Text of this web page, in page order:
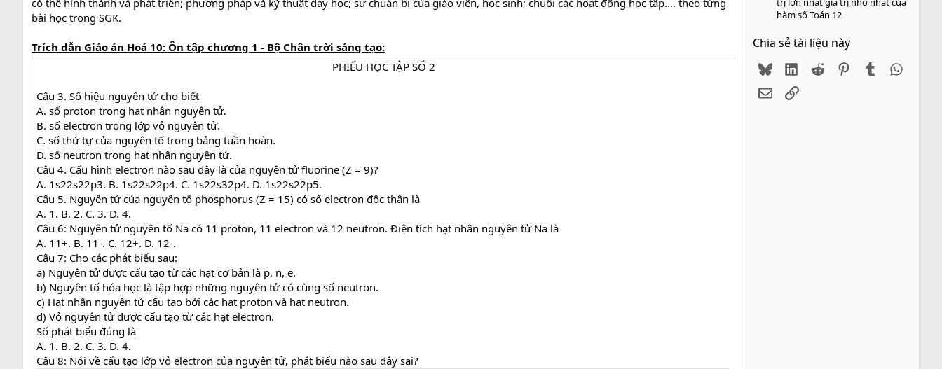
có thể hình thành và phát triển; phương pháp và kỹ thuật dạy học; sự chuẩn bị của giáo viên, học sinh; chuỗi các hoạt động học tập.... theo từng
bài học trong SGK.
Trích dẫn Giáo án Hoá 10: Ôn tập chương 1 - Bộ Chân trời sáng tạo:
PHIẾU HỌC TẬP SỐ 2​
Câu 3. Số hiệu nguyên tử cho biết
A. số proton trong hạt nhân nguyên tử.
B. số electron trong lớp vỏ nguyên tử.
C. số thứ tự của nguyên tố trong bảng tuần hoàn.
D. số neutron trong hạt nhân nguyên tử.
Câu 4. Cấu hình electron nào sau đây là của nguyên tử fluorine (Z = 9)?
A. 1s22s22p3. B. 1s22s22p4. C. 1s22s32p4. D. 1s22s22p5.
Câu 5. Nguyên tử của nguyên tố phosphorus (Z = 15) có số electron độc thân là
A. 1. B. 2. C. 3. D. 4.
Câu 6: Nguyên tử nguyên tố Na có 11 proton, 11 electron và 12 neutron. Điện tích hạt nhân nguyên tử Na là
A. 11+. B. 11-. C. 12+. D. 12-.
Câu 7: Cho các phát biểu sau:
a) Nguyên tử được cấu tạo từ các hạt cơ bản là p, n, e.
b) Nguyên tố hóa học là tập hợp những nguyên tử có cùng số neutron.
c) Hạt nhân nguyên tử cấu tạo bởi các hạt proton và hạt neutron.
d) Vỏ nguyên tử được cấu tạo từ các hạt electron.
Số phát biểu đúng là
A. 1. B. 2. C. 3. D. 4.
Câu 8: Nói về cấu tạo lớp vỏ electron của nguyên tử, phát biểu nào sau đây sai?
hàm số Toán 12
Chia sẻ tài liệu này
BlueskyLinkedIn
Reddit PinterestTumblr
EmailLink